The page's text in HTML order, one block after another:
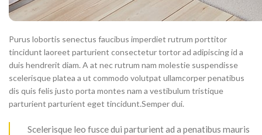
Purus lobortis senectus faucibus imperdiet rutrum porttitor
tincidunt laoreet parturient consectetur tortor ad adipiscing id a
duis hendrerit diam. A at nec rutrum nam molestie suspendisse
scelerisque platea a ut commodo volutpat ullamcorper penatibus
dis quis felis justo porta montes nam a vestibulum tristique
parturient parturient eget tincidunt.Semper dui.
Scelerisque leo fusce dui parturient ad a penatibus mauris